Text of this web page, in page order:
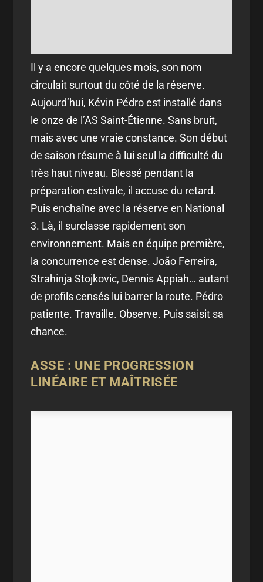
Il y a encore quelques mois, son nom
circulait surtout du côté de la réserve.
Aujourd’hui, Kévin Pédro est installé dans
le onze de l’AS Saint-Étienne. Sans bruit,
mais avec une vraie constance. Son début
de saison résume à lui seul la difficulté du
très haut niveau. Blessé pendant la
préparation estivale, il accuse du retard.
Puis enchaîne avec la réserve en National
3. Là, il surclasse rapidement son
environnement. Mais en équipe première,
la concurrence est dense. João Ferreira,
Strahinja Stojkovic, Dennis Appiah… autant
de profils censés lui barrer la route. Pédro
patiente. Travaille. Observe. Puis saisit sa
chance.
ASSE : UNE PROGRESSION
LINÉAIRE ET MAÎTRISÉE